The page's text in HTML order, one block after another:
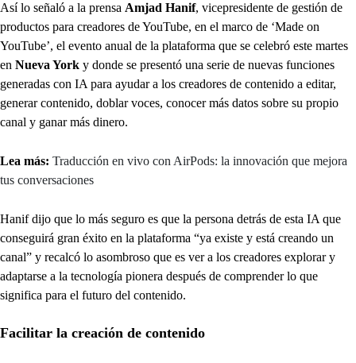
Así lo señaló a la prensa Amjad Hanif, vicepresidente de gestión de
productos para creadores de YouTube, en el marco de ‘Made on
YouTube’, el evento anual de la plataforma que se celebró este martes
en Nueva York y donde se presentó una serie de nuevas funciones
generadas con IA para ayudar a los creadores de contenido a editar,
generar contenido, doblar voces, conocer más datos sobre su propio
canal y ganar más dinero.
Lea más: Traducción en vivo con AirPods: la innovación que mejora
tus conversaciones
Hanif dijo que lo más seguro es que la persona detrás de esta IA que
conseguirá gran éxito en la plataforma “ya existe y está creando un
canal” y recalcó lo asombroso que es ver a los creadores explorar y
adaptarse a la tecnología pionera después de comprender lo que
significa para el futuro del contenido.
Facilitar la creación de contenido